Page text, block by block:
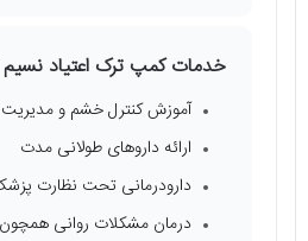
خدمات کمپ ترک اعتیاد نسیم
آموزش کنترل خشم و
ارائه داروهای طولانی مدت
دارودرمانی تحت نظارت
درمان مشکلات روانی